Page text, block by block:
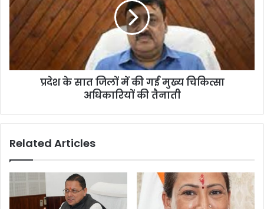
की
आवाजाही
जिलों
में
चिकित्सा
प्रदेश के सात जिलों में की गई मुख्य चिकित्सा
अधिकारियों की तैनाती
Related Articles